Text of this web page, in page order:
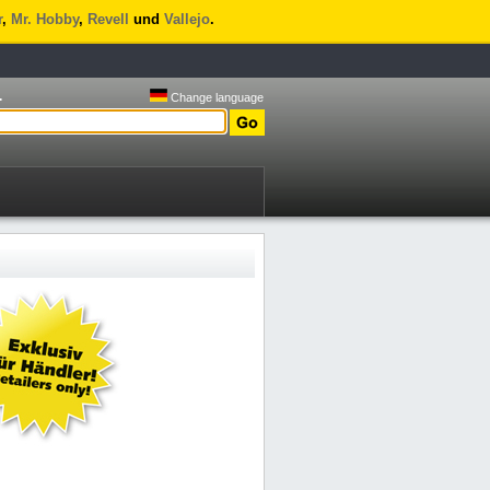
, Mr. Hobby, Revell und Vallejo.
Change language